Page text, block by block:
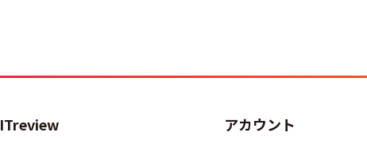
ITreview アカウント